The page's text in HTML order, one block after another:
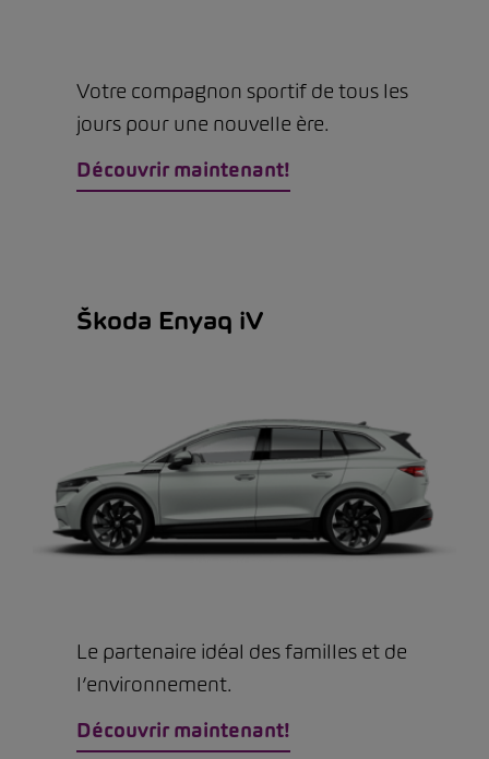
Votre compagnon sportif de tous les
jours pour une nouvelle ère.
Découvrir maintenant!
Škoda Enyaq iV
Le partenaire idéal des familles et de
l’environnement.
Découvrir maintenant!